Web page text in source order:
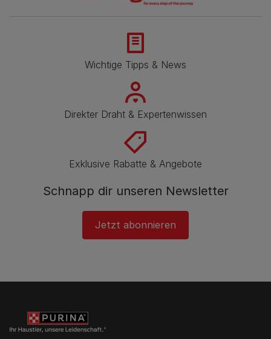
Wichtige Tipps & News
Direkter Draht & Expertenwissen
Exklusive Rabatte & Angebote
Schnapp dir unseren Newsletter
Jetzt abonnieren